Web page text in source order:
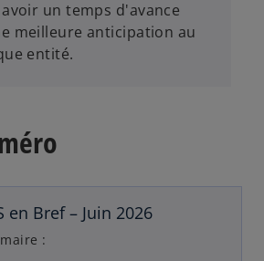
un temps d'avance
meilleure anticipation au
entité.
en Bref – Juin 2026
: